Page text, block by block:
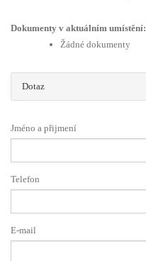
Dokumenty v aktuálním umístění:
Žádné dokumenty
Dotaz
Jméno a přijmení
Telefon
E-mail